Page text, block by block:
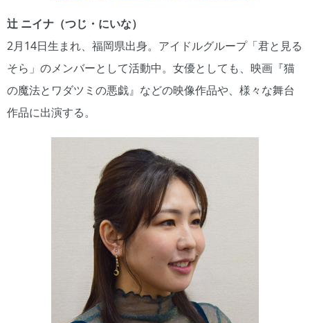
辻 ニイナ（つじ・にいな）
2月14日生まれ、福岡県出身。アイドルグループ「君と見る
そら」のメンバーとして活動中。女優としても、映画『猫
の魔法とワダツミの悪戯』などの映像作品や、様々な舞台
作品に出演する。